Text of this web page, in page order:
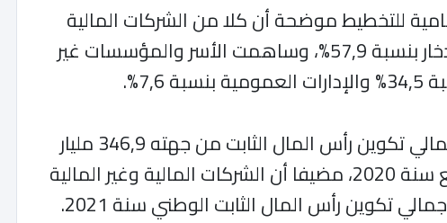
للتخطيط موضحة أن كلا من الشركات المالية
وغير المالية ساهمت في هذا الادخار بنسبة 57,9%، وساهمت الأسر والمؤسسات غير
ويأتي ذلك في الوقت الذي بلغ إجمالي تكوين رأس المال الثابت من جهته 346,9 مليار
درهم بارتفاع بلغ 14,8% مقارنة مع سنة 2020، مضيفا أن الشركات المالية وغير المالية